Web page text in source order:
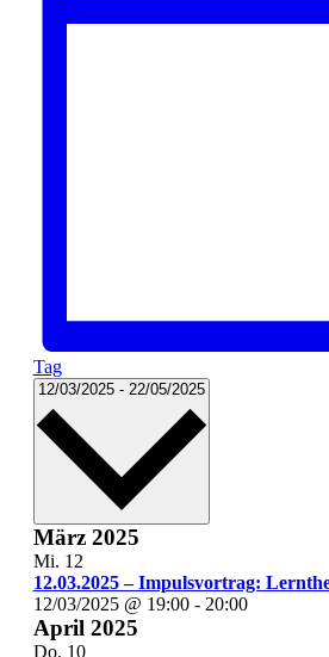
Tag
12/03/2025 - 22/05/2025 Datum
März 2025
Mi. 12
12.03.2025 – Impulsvortrag:
12/03/2025 @ 19:00- 20:00
April 2025
Do. 10